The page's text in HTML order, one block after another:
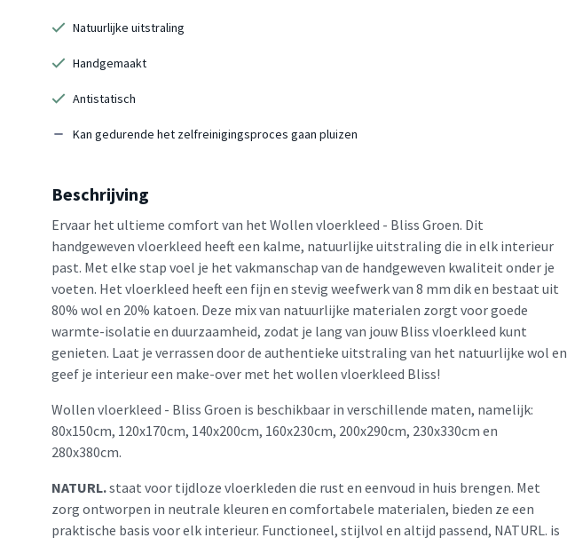
Natuurlijke uitstraling
Handgemaakt
Antistatisch
Kan gedurende het zelfreinigingsproces gaan pluizen
Beschrijving
Ervaar het ultieme comfort van het Wollen vloerkleed - Bliss Groen. Dit
handgeweven vloerkleed heeft een kalme, natuurlijke uitstraling die in elk interieur
past. Met elke stap voel je het vakmanschap van de handgeweven kwaliteit onder je
voeten. Het vloerkleed heeft een fijn en stevig weefwerk van 8 mm dik en bestaat uit
80% wol en 20% katoen. Deze mix van natuurlijke materialen zorgt voor goede
warmte-isolatie en duurzaamheid, zodat je lang van jouw Bliss vloerkleed kunt
genieten. Laat je verrassen door de authentieke uitstraling van het natuurlijke wol en
geef je interieur een make-over met het wollen vloerkleed Bliss!
Wollen vloerkleed - Bliss Groen is beschikbaar in verschillende maten, namelijk:
80x150cm, 120x170cm, 140x200cm, 160x230cm, 200x290cm, 230x330cm en
280x380cm.
NATURL.staat voor tijdloze vloerkleden die rust en eenvoud in huis brengen. Met
zorg ontworpen in neutrale kleuren en comfortabele materialen, bieden ze een
praktische basis voor elk interieur. Functioneel, stijlvol en altijd passend, NATURL. is